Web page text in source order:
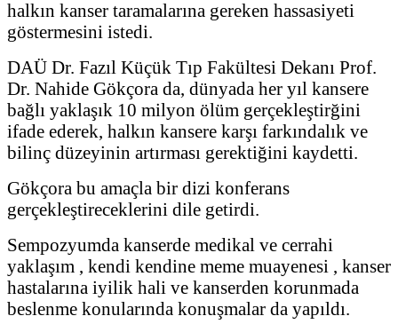
halkın kanser taramalarına gereken hassasiyeti
göstermesini istedi.
DAÜ Dr. Fazıl Küçük Tıp Fakültesi Dekanı Prof.
Dr. Nahide Gökçora da, dünyada her yıl kansere
bağlı yaklaşık 10 milyon ölüm gerçekleştirğini
ifade ederek, halkın kansere karşı farkındalık ve
bilinç düzeyinin artırması gerektiğini kaydetti.
Gökçora bu amaçla bir dizi konferans
gerçekleştireceklerini dile getirdi.
Sempozyumda kanserde medikal ve cerrahi
yaklaşım , kendi kendine meme muayenesi , kanser
hastalarına iyilik hali ve kanserden korunmada
beslenme konularında konuşmalar da yapıldı.